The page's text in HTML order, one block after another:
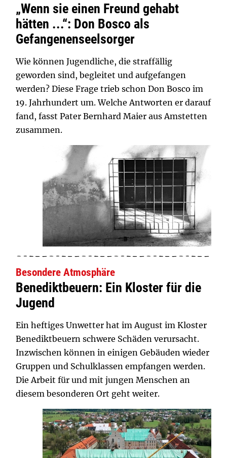
„Wenn sie einen Freund gehabt
hätten ...“: Don Bosco als
Gefangenenseelsorger
Wie können Jugendliche, die straffällig
geworden sind, begleitet und aufgefangen
werden? Diese Frage trieb schon Don Bosco im
19. Jahrhundert um. Welche Antworten er darauf
fand, fasst Pater Bernhard Maier aus Amstetten
zusammen.
Besondere Atmosphäre
Benediktbeuern: Ein Kloster für die
Jugend
Ein heftiges Unwetter hat im August im Kloster
Benediktbeuern schwere Schäden verursacht.
Inzwischen können in einigen Gebäuden wieder
Gruppen und Schulklassen empfangen werden.
Die Arbeit für und mit jungen Menschen an
diesem besonderen Ort geht weiter.